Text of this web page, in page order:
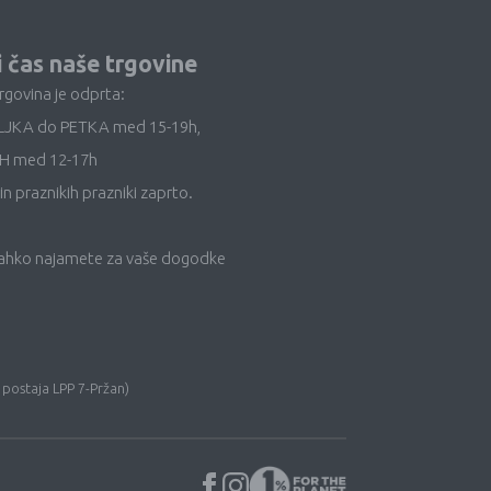
čas naše trgovine
je odprta:
do PETKA med 15-19h,
med 12-17h
praznikih prazniki zaprto.
najamete za vaše dogodke
LPP 7-Pržan)